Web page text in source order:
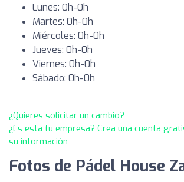
Lunes: 0h-0h
Martes: 0h-0h
Miércoles: 0h-0h
Jueves: 0h-0h
Viernes: 0h-0h
Sábado: 0h-0h
¿Quieres solicitar un cambio?
¿Es esta tu empresa? Crea una cuenta
su información
Fotos de Pádel House